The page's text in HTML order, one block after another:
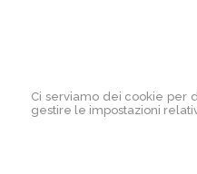
Ci serviamo dei cookie per
gestire le impostazioni